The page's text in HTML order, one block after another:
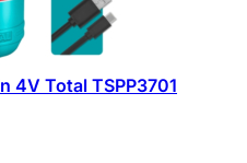
4V Total TSPP3701